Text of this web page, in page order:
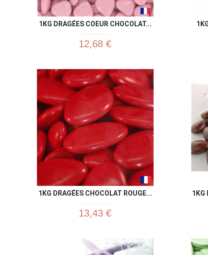
1KG DRAGÉES COEUR CHOCOLAT...
12,68 €
1KG DRAGÉES CHOCOLAT ROUGE...
13,43 €
1KG